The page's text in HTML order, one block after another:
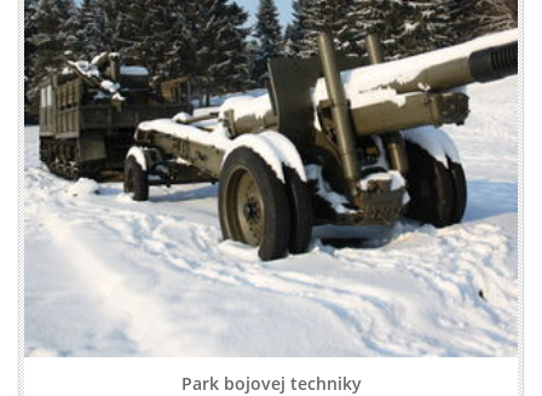
Park bojovej techniky